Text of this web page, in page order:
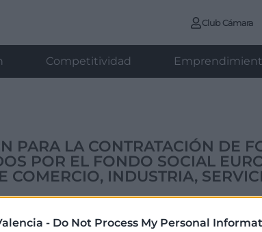
- Do Not Process My Personal
Club Cámara
Competitividad
PARA LA CONTRATACIÓN DE
POR EL FONDO SOCIAL
INDUSTRIA,